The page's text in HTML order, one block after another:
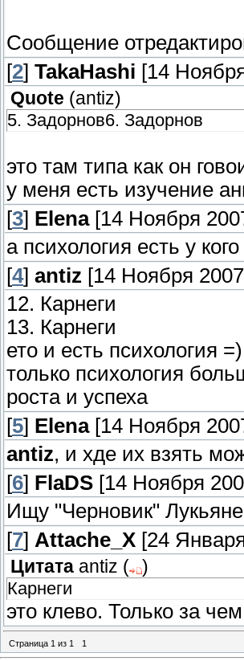
Сообщение
[2] TakaHashi [14
Quote (antiz)
5. Задорнов6. Задорнов
это там типа как он
у меня есть изучение
[3] Elena[14 Ноября
а психология есть у
[4] antiz [14 Ноября
12. Карнеги
13. Карнеги
ето и есть психология =)
только психология
роста и успеха
[5] Elena[14 Ноября
antiz, и хде их взять
[6] FlaDS [14 Ноября
Ищу "Черновик"
[7] Attache_X [24
Цитата antiz (
)
Карнеги
это клево. Только за
Страница 1 из 1 1